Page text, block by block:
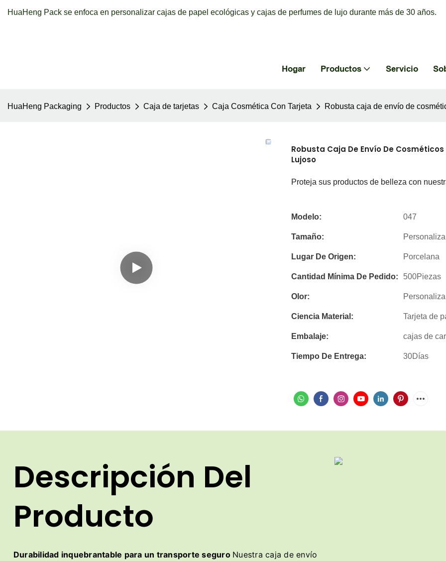
HuaHeng Pack se enfoca en personalizar cajas de papel ecológicas y cajas de perfumes de lujo durante más de 30 años.
Hogar Productos Servicio
HuaHeng Packaging Productos Caja de tarjetas Caja Cosmética Con Tarjeta Robusta caja de envío de
Robusta Caja De Envío De
Lujoso
Proteja sus productos de belleza con
Modelo: 047
Tamaño:
Lugar De Origen: Porcelana
Cantidad Mínima De Pedido: 500Piezas
Olor:
Ciencia Material: Tarjeta de
Embalaje: cajas de
Tiempo De Entrega: 30Días
Descripción Del
Producto
Durabilidad inquebrantable para un transporte seguro Nuestra caja de envío